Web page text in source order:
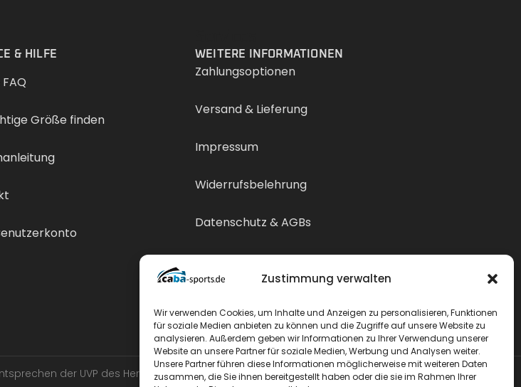
Zustimmung verwalten
Wir verwenden Cookies, um Inhalte und Anzeigen zu personalisieren, Funktionen
für soziale Medien anbieten zu können und die Zugriffe auf unsere Website zu
analysieren. Außerdem geben wir Informationen zu Ihrer Verwendung unserer
Website an unsere Partner für soziale Medien, Werbung und Analysen weiter.
Unsere Partner führen diese Informationen möglicherweise mit weiteren Daten
zusammen, die Sie ihnen bereitgestellt haben oder die sie im Rahmen Ihrer
& HILFE
Größe finden
WEITERE INFORMATIONEN
Zahlungsoptionen
Versand & Lieferung
Impressum
Widerrufsbelehrung
Datenschutz & AGBs
Vertrag widerrufen
der UVP des Herstellers.